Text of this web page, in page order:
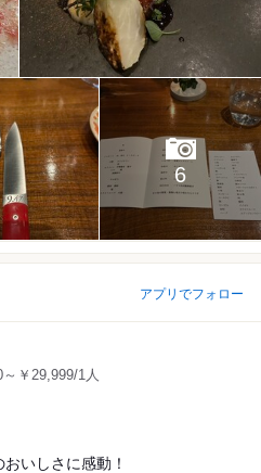
6
アプリでフォロー
～￥29,999/1人
いしさに感動！